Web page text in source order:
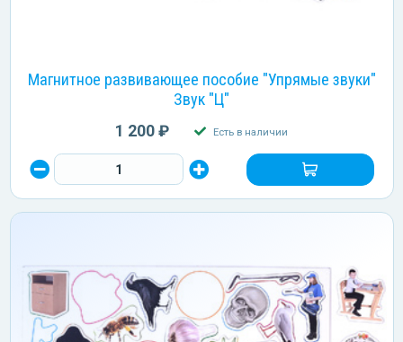
Магнитное развивающее пособие "Упрямые звуки"
Звук "Ц"
1 200 ₽ Есть в наличии